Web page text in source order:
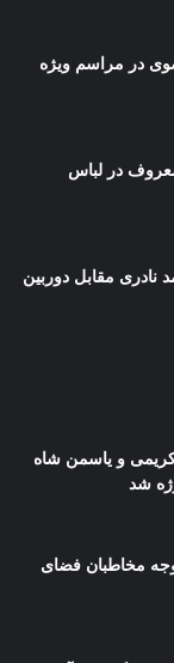
در مراسم ویژه
در لباس
نادری مقابل دوربین
و یاسمن شاه‌
شد
مخاطبان فضای